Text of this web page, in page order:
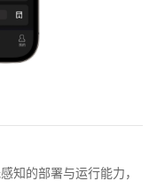
知的部署与运行能力，